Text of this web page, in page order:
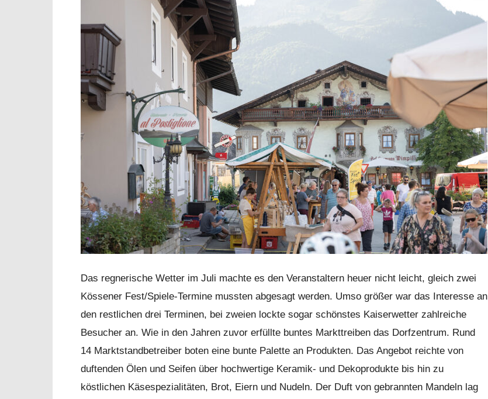
Das regnerische Wetter im Juli machte es den Veranstaltern heuer nicht leicht, gleich zwei
Kössener Fest/Spiele-Termine mussten abgesagt werden. Umso größer war das Interesse an
den restlichen drei Terminen, bei zweien lockte sogar schönstes Kaiserwetter zahlreiche
Besucher an. Wie in den Jahren zuvor erfüllte buntes Markttreiben das Dorfzentrum. Rund
14 Marktstandbetreiber boten eine bunte Palette an Produkten. Das Angebot reichte von
duftenden Ölen und Seifen über hochwertige Keramik- und Dekoprodukte bis hin zu
köstlichen Käsespezialitäten, Brot, Eiern und Nudeln. Der Duft von gebrannten Mandeln lag